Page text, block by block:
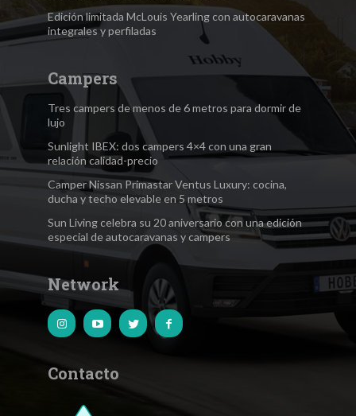
Edición limitada McLouis Yearling con autocaravanas
integrales y perfiladas
Campers
Tres campers de menos de 6 metros para dormir de
lujo
Sunlight IBEX: dos campers 4×4 con una gran
relación calidad-precio
Camper Nissan Primastar Ventus Luxury: cocina,
ducha y techo elevable en 5 metros
Sun Living celebra su 20 aniversario con una edición
especial de autocaravanas y campers
Network
Contacto